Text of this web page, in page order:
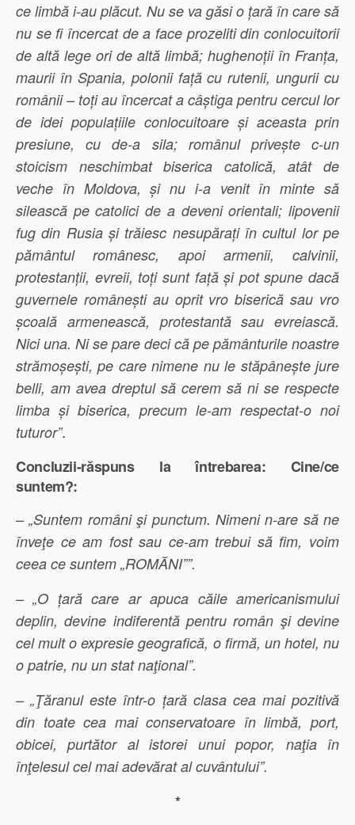
ce limbă i-au plăcut. Nu se va găsi o țară în care să
nu se fi încercat de a face prozeliti din conlocuitorii
de altă lege ori de altă limbă; hughenoții în Franța,
maurii în Spania, polonii față cu rutenii, ungurii cu
românii – toți au încercat a câștiga pentru cercul lor
de idei populațiile conlocuitoare și aceasta prin
presiune, cu de-a sila; românul privește c-un
stoicism neschimbat biserica catolică, atât de
veche în Moldova, și nu i-a venit în minte să
silească pe catolici de a deveni orientali; lipovenii
fug din Rusia și trăiesc nesupărați în cultul lor pe
pământul românesc, apoi armenii, calvinii,
protestanții, evreii, toți sunt față și pot spune dacă
guvernele românești au oprit vro biserică sau vro
școală armenească, protestantă sau evreiască.
Nici una. Ni se pare deci că pe pământurile noastre
strămoșești, pe care nimene nu le stăpânește jure
belli, am avea dreptul să cerem să ni se respecte
limba și biserica, precum le-am respectat-o noi
tuturor”.
Concluzii-răspuns la întrebarea: Cine/ce
suntem?:
– „Suntem români şi punctum. Nimeni n-are să ne
înveţe ce am fost sau ce-am trebui să fim, voim
ceea ce suntem „ROMĂNI””.
– „O țară care ar apuca căile americanismului
deplin, devine indiferentă pentru român şi devine
cel mult o expresie geografică, o firmă, un hotel, nu
o patrie, nu un stat naţional”.
– „Ţăranul este într-o țară clasa cea mai pozitivă
din toate cea mai conservatoare în limbă, port,
obicei, purtător al istorei unui popor, naţia în
înţelesul cel mai adevărat al cuvântului”.
*